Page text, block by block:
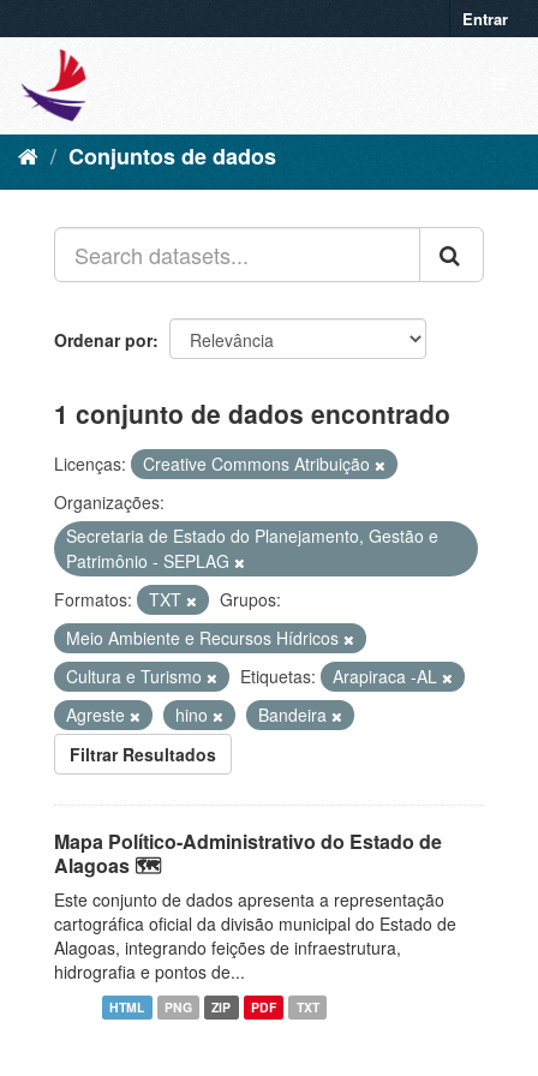
Entrar
Conjuntos de dados
Ordenar por
1 conjunto de dados encontrado
Licenças:
Creative Commons Atribuição
Organizações:
Secretaria de Estado do Planejamento, Gestão e
Patrimônio - SEPLAG
Formatos:
TXT
Grupos:
Meio Ambiente e Recursos Hídricos
Cultura e Turismo
Etiquetas:
Arapiraca -AL
Agreste
hino
Bandeira
Filtrar Resultados
Mapa Político-Administrativo do Estado de
Alagoas 🗺️
Este conjunto de dados apresenta a representação
cartográfica oficial da divisão municipal do Estado de
Alagoas, integrando feições de infraestrutura,
hidrografia e pontos de...
HTML PNG ZIP PDF TXT